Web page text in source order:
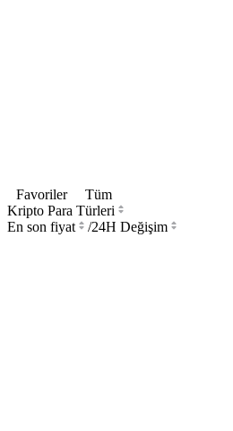
Favoriler
Tüm
Kripto Para Türleri
En son fiyat
/24H Değişim